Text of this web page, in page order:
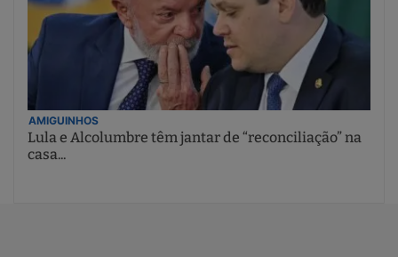
AMIGUINHOS
Lula e Alcolumbre têm jantar de “reconciliação” na
casa...